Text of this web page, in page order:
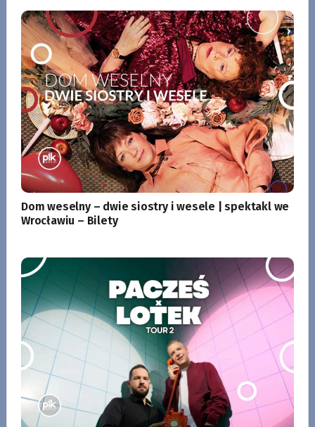
Dom weselny – dwie siostry i wesele | spektakl we
Wrocławiu – Bilety